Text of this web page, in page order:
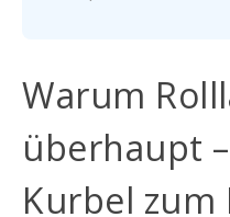
Warum
überhaupt
Kurbel zum